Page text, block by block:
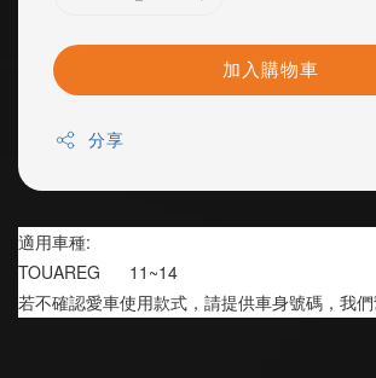
加入購物車
分享
適用車種:
TOUAREG      11~14
若不確認愛車使用款式，請提供車身號碼，我